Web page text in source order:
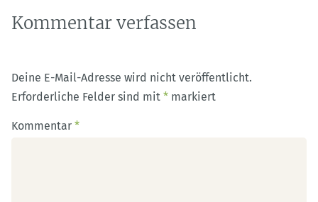
Kommentar verfassen
Deine E-Mail-Adresse wird nicht veröffentlicht.
Erforderliche Felder sind mit * markiert
Kommentar *